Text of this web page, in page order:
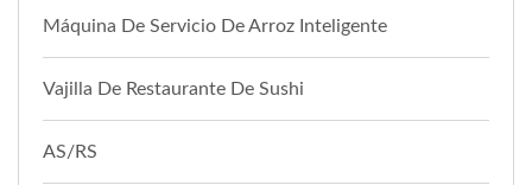
Máquina De Servicio De Arroz Inteligente
Vajilla De Restaurante De Sushi
AS/RS